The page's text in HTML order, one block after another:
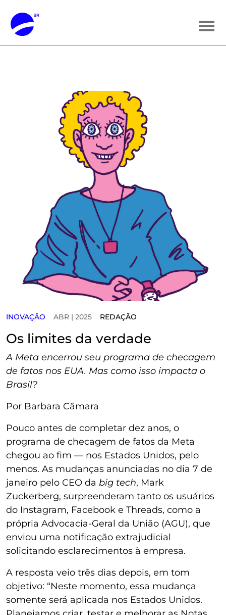
INOVAÇÃO ABR | 2025 REDAÇÃO
Os limites da verdade
A Meta encerrou seu programa de checagem
de fatos nos EUA. Mas como isso impacta o
Brasil?
Por Barbara Câmara
Pouco antes de completar dez anos, o
programa de checagem de fatos da Meta
chegou ao fim — nos Estados Unidos, pelo
menos. As mudanças anunciadas no dia 7 de
janeiro pelo CEO da big tech, Mark
Zuckerberg, surpreenderam tanto os usuários
do Instagram, Facebook e Threads, como a
própria Advocacia-Geral da União (AGU), que
enviou uma notificação extrajudicial
solicitando esclarecimentos à empresa.
A resposta veio três dias depois, em tom
objetivo: “Neste momento, essa mudança
somente será aplicada nos Estados Unidos.